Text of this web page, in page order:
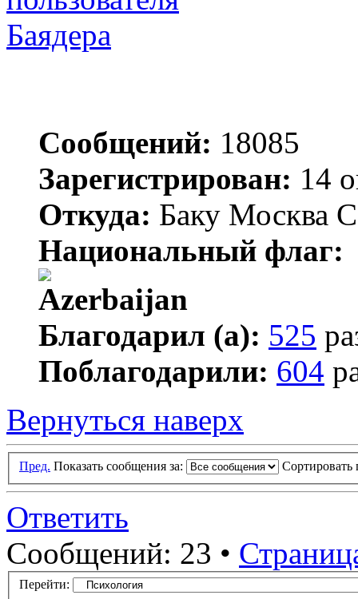
Баядера
Сообщений: 18085
Зарегистрирован: 14
Откуда: Баку Москва
Национальный флаг:
Благодарил (а): 525
Поблагодарили: 604
Вернуться наверх
Пред. Показать сообщения за: Сортировать
Ответить
Сообщений: 23 •
Перейти: